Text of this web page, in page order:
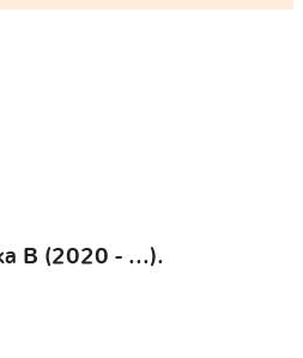
B (2020 - ...).